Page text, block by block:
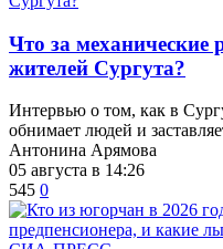
​Что за
жителей Сургута?
Интервью о том, как в
обнимает людей и
Антонина Арямова
05 августа в 14:26
545 0